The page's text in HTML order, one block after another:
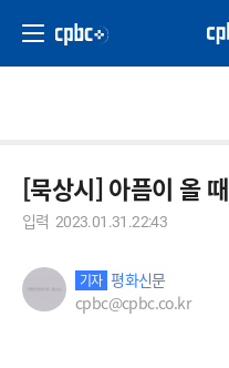
[묵상시] 아픔이 올 때
입력 2023.01.31.22:43
기자 평화신문
cpbc@cpbc.co.kr